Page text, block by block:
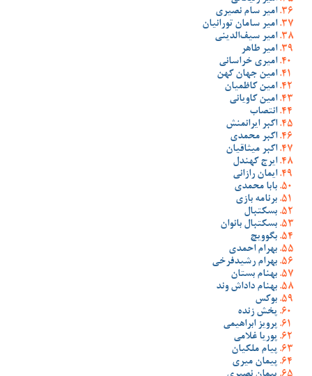
امیر سام نصیری
امیر سامان تورانیان
امیر سیف‌الدینی
امیر طاهر
امیری خراسانی
امین جهان کهن
امین کاظمیان
امین کاویانی
انتصاب
اکبر ایرانمنش
اکبر محمدی
اکبر میثاقیان
ایرج کهندل
ایمان رازانی
بابا محمدی
برنامه بازی
بسکتبال
بسکتبال بانوان
بگوویچ
بهرام احمدی
بهرام رشیدفرخی
بهنام بستان
بهنام داداش وند
بوکس
پخش زنده
پرویز ابراهیمی
پوریا غلامی
پیام ملکیان
پیمان میری